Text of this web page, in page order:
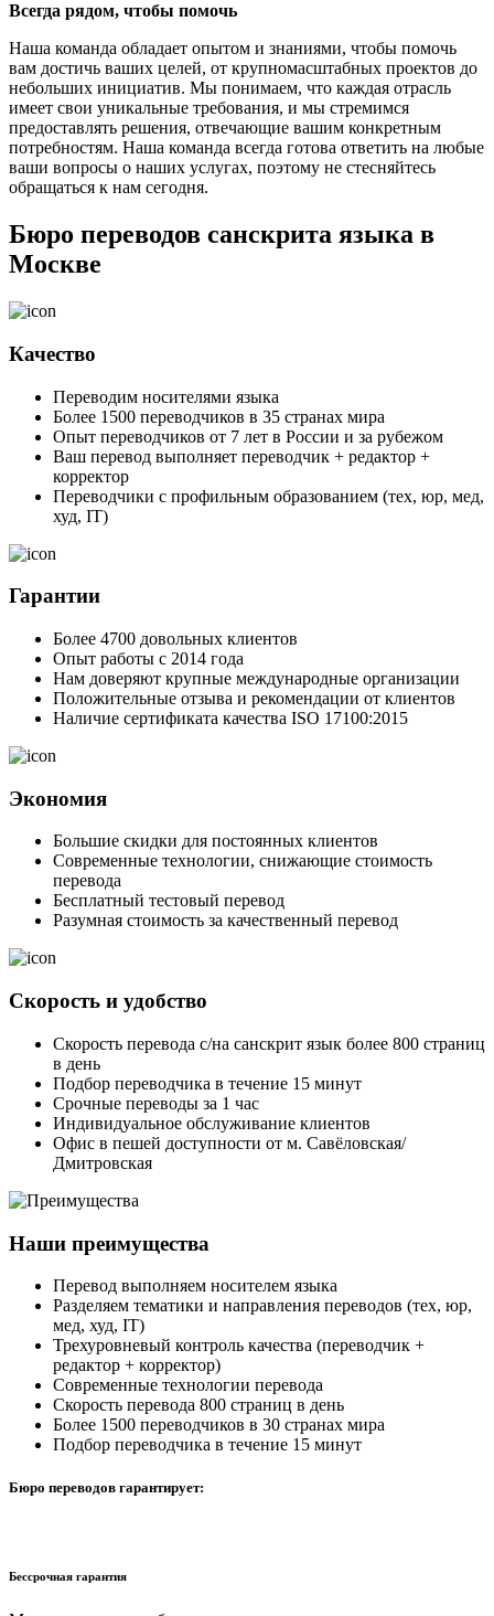
Всегда рядом, чтобы помочь
Наша команда обладает опытом и знаниями, чтобы помочь
вам достичь ваших целей, от крупномасштабных проектов до
небольших инициатив. Мы понимаем, что каждая отрасль
имеет свои уникальные требования, и мы стремимся
предоставлять решения, отвечающие вашим конкретным
потребностям. Наша команда всегда готова ответить на любые
ваши вопросы о наших услугах, поэтому не стесняйтесь
обращаться к нам сегодня.
Бюро переводов санскрита языка в
Москве
Качество
Переводим носителями языка
Более 1500 переводчиков в 35 странах мира
Опыт переводчиков от 7 лет в России и за рубежом
Ваш перевод выполняет переводчик + редактор +
корректор
Переводчики с профильным образованием (тех, юр, мед,
худ, IT)
Гарантии
Более 4700 довольных клиентов
Опыт работы с 2014 года
Нам доверяют крупные международные организации
Положительные отзыва и рекомендации от клиентов
Наличие сертификата качества ISO 17100:2015
Экономия
Большие скидки для постоянных клиентов
Современные технологии, снижающие стоимость
перевода
Бесплатный тестовый перевод
Разумная стоимость за качественный перевод
Скорость и удобство
Скорость перевода с/на санскрит язык более 800 страниц
в день
Подбор переводчика в течение 15 минут
Срочные переводы за 1 час
Индивидуальное обслуживание клиентов
Офис в пешей доступности от м. Савёловская/
Дмитровская
Наши преимущества
Перевод выполняем носителем языка
Разделяем тематики и направления переводов (тех, юр,
мед, худ, IT)
Трехуровневый контроль качества (переводчик +
редактор + корректор)
Современные технологии перевода
Скорость перевода 800 страниц в день
Более 1500 переводчиков в 30 странах мира
Подбор переводчика в течение 15 минут
Бюро переводов гарантирует:
Бессрочная гарантия